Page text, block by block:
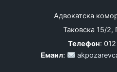
Адвокатска
Таковска 15/
Телефон:
Емаил: